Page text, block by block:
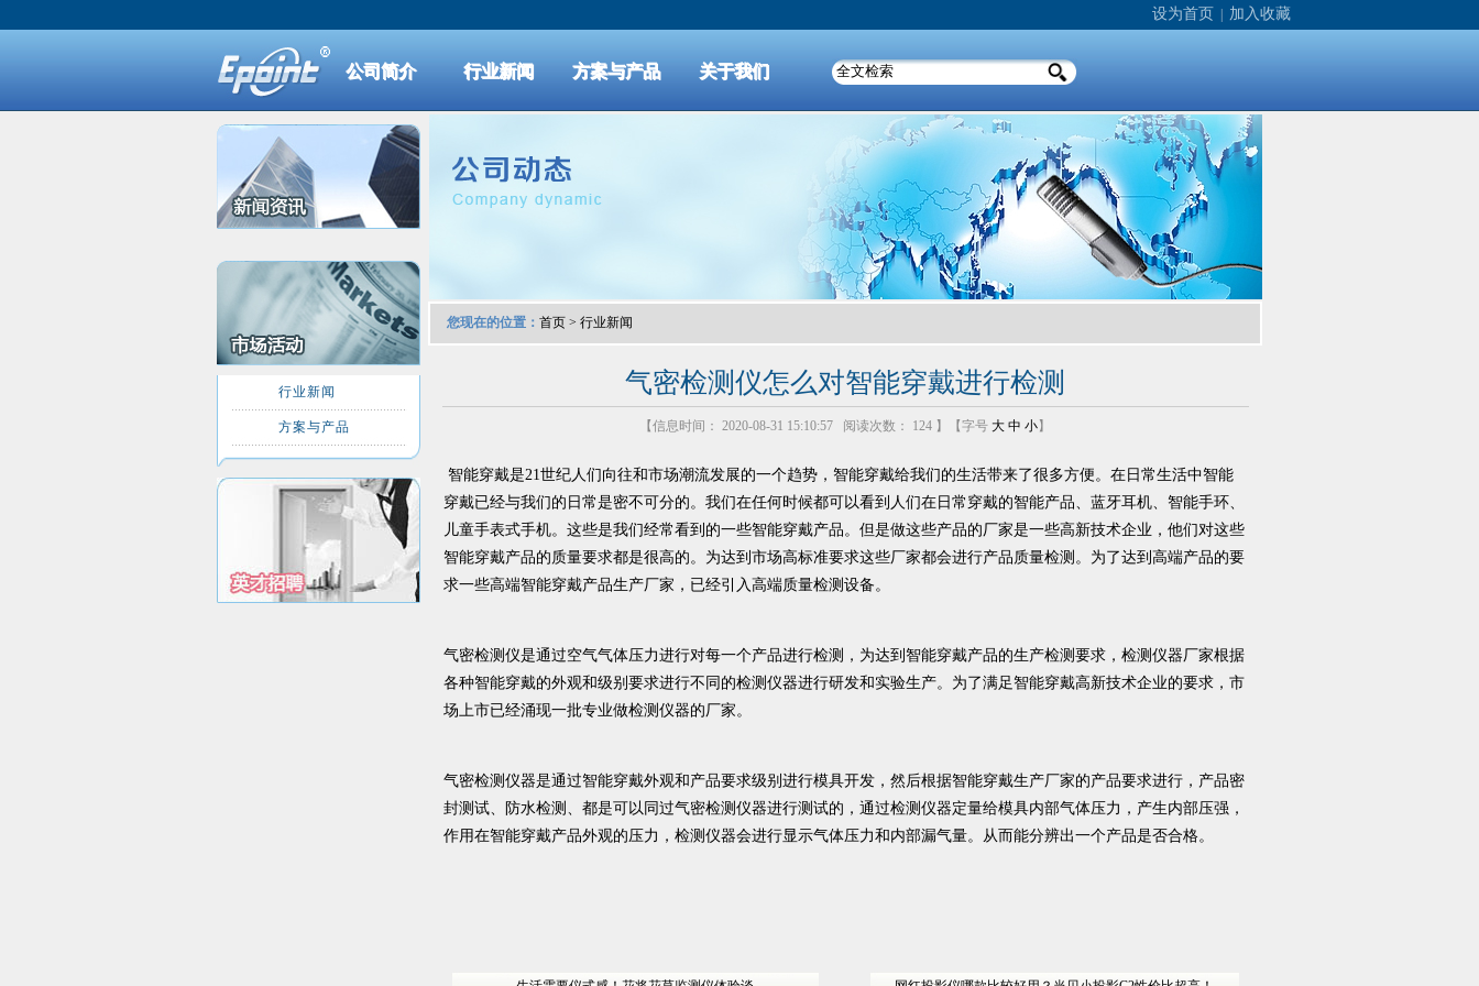
设为首页 加入收藏
公司简介 行业新闻 方案与产品 关于我们
行业新闻
方案与产品
您现在的位置： 首页 > 行业新闻
气密检测仪怎么对智能穿戴进行检测
【信息时间： 2020-08-31 15:10:57 阅读次数： 124 】【字号 大 中 小】
智能穿戴是21世纪人们向往和市场潮流发展的一个趋势，智能穿戴给我们的生活带来了很多方便。在日常生活中智能
穿戴已经与我们的日常是密不可分的。我们在任何时候都可以看到人们在日常穿戴的智能产品、蓝牙耳机、智能手环、
儿童手表式手机。这些是我们经常看到的一些智能穿戴产品。但是做这些产品的厂家是一些高新技术企业，他们对这些
智能穿戴产品的质量要求都是很高的。为达到市场高标准要求这些厂家都会进行产品质量检测。为了达到高端产品的要
求一些高端智能穿戴产品生产厂家，已经引入高端质量检测设备。
气密检测仪是通过空气气体压力进行对每一个产品进行检测，为达到智能穿戴产品的生产检测要求，检测仪器厂家根据
各种智能穿戴的外观和级别要求进行不同的检测仪器进行研发和实验生产。为了满足智能穿戴高新技术企业的要求，市
场上市已经涌现一批专业做检测仪器的厂家。
气密检测仪器是通过智能穿戴外观和产品要求级别进行模具开发，然后根据智能穿戴生产厂家的产品要求进行，产品密
封测试、防水检测、都是可以同过气密检测仪器进行测试的，通过检测仪器定量给模具内部气体压力，产生内部压强，
作用在智能穿戴产品外观的压力，检测仪器会进行显示气体压力和内部漏气量。从而能分辨出一个产品是否合格。